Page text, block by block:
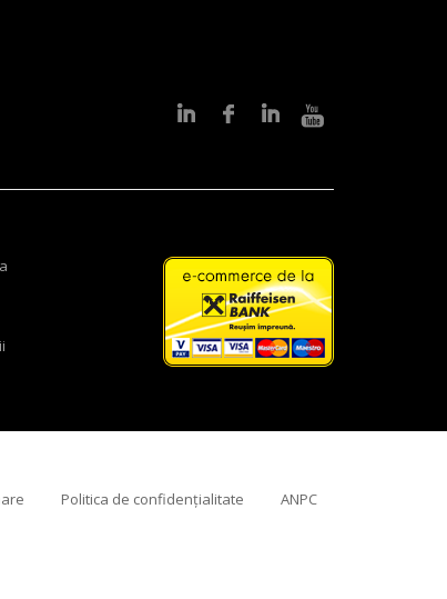
Politica de confidențialitate ANPC